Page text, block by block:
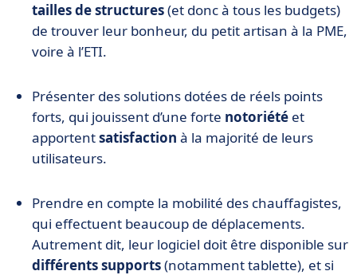
tailles de structures(et donc à tous les budgets)
de trouver leur bonheur, du petit artisan à la PME,
voire à l’ETI.
Présenter des solutions dotées de réels points
forts, qui jouissent d’une forte notoriété et
apportentsatisfaction à la majorité de leurs
utilisateurs.
Prendre en compte la mobilité des chauffagistes,
qui effectuent beaucoup de déplacements.
Autrement dit, leur logiciel doit être disponible sur
différents supports(notamment tablette), et si